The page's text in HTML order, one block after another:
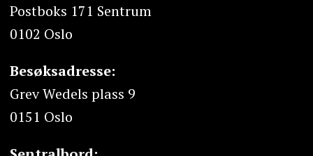
Postboks 171 Sentrum
0102 Oslo
Besøksadresse:
Grev Wedels plass 9
0151 Oslo